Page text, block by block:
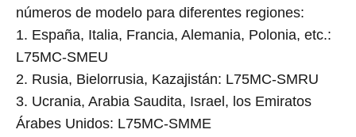
números de modelo para diferentes regiones:
1. España, Italia, Francia, Alemania, Polonia, etc.:
L75MC-SMEU
2. Rusia, Bielorrusia, Kazajistán: L75MC-SMRU
3. Ucrania, Arabia Saudita, Israel, los Emiratos
Árabes Unidos: L75MC-SMME